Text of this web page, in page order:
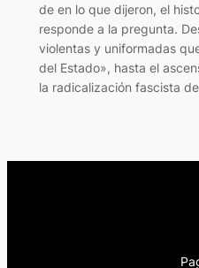
de en lo que dijeron, el
responde a la pregunta.
violentas y uniformadas
del Estado», hasta el
la radicalización fascista